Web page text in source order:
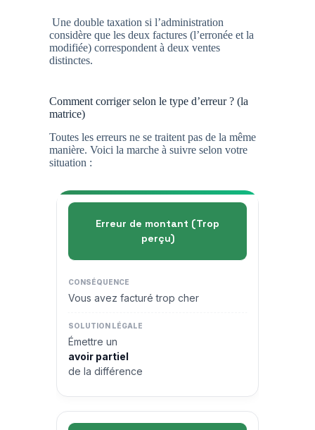
Une double taxation si l’administration
considère que les deux factures (l’erronée et la
modifiée) correspondent à deux ventes
distinctes.
Comment corriger selon le type d’erreur ? (la
matrice)
Toutes les erreurs ne se traitent pas de la même
manière. Voici la marche à suivre selon votre
situation :
Erreur de montant (Trop
perçu)
Vous avez facturé trop cher
Émettre un
avoir partiel
de la différence